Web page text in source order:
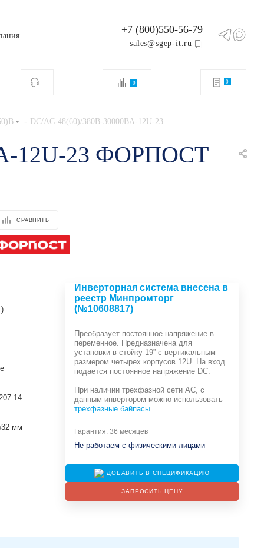
+7 (800)550-56-79
sales@sgep-it.ru
0 0
- DC/AC-48(60)/380B-30000BA-12U-23
12U-23 ФОРПОСТ
СРАВНИТЬ
мм
Инверторная система внесена в
реестр Минпромторг
(№10608817)
Преобразует постоянное напряжение в
переменное. Предназначена для
установки в стойку 19” с вертикальным
размером четырех корпусов 12U. На вход
подается постоянное напряжение DC.
При наличии трехфазной сети АС, с
данным инвертором можно использовать
трехфазные байпасы
Гарантия: 36 месяцев
Не работаем с физическими лицами
ДОБАВИТЬ В СПЕЦИФИКАЦИЮ
ЗАПРОСИТЬ ЦЕНУ